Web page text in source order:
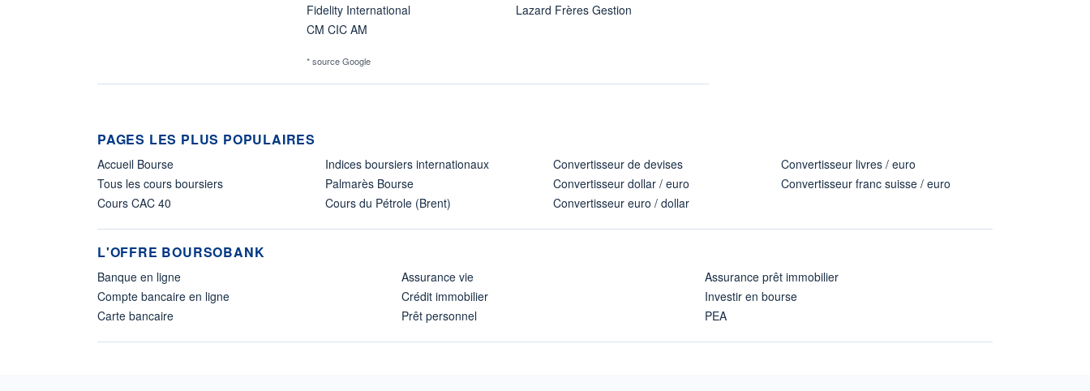
Fidelity International
CM CIC AM
Lazard Frères Gestion
* source Google
PAGES LES PLUS POPULAIRES
Accueil Bourse
Tous les cours boursiers
Cours CAC 40
Indices boursiers internationaux
Palmarès Bourse
Cours du Pétrole (Brent)
Convertisseur de devises
Convertisseur dollar / euro
Convertisseur euro / dollar
Convertisseur livres / euro
Convertisseur franc suisse / euro
L'OFFRE BOURSOBANK
Banque en ligne
Compte bancaire en ligne
Carte bancaire
Assurance vie
Crédit immobilier
Prêt personnel
Assurance prêt immobilier
Investir en bourse
PEA